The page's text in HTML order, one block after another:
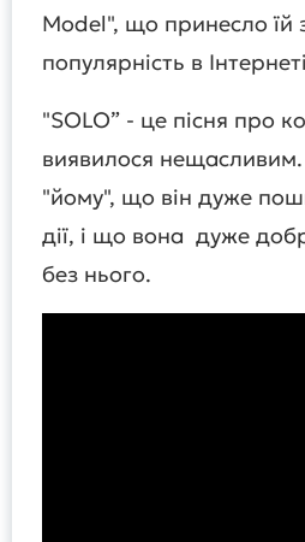
Model", що принесло їй
популярність в
"SOLO” - це пісня про
виявилося
"йому", що він дуже
дії, і що вона дуже
без нього.